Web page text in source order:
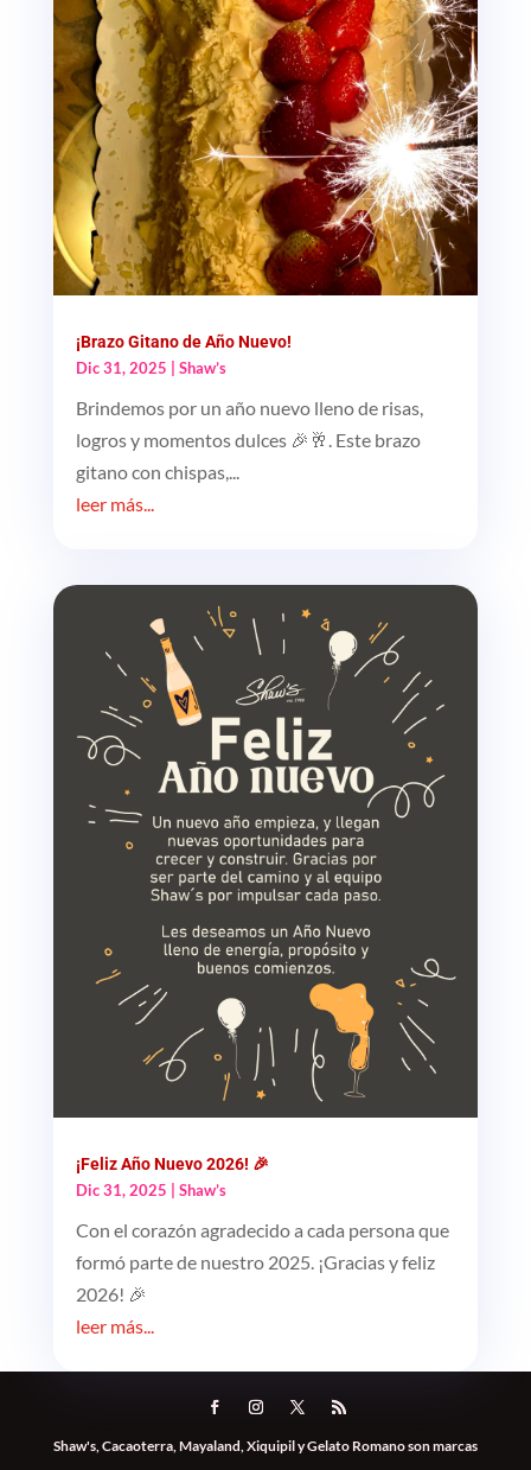
¡Brazo Gitano de Año Nuevo!
Dic 31, 2025
Shaw’s
Brindemos por un año nuevo lleno de risas,
logros y momentos dulces 🎉🥂. Este brazo
gitano con chispas,...
leer más...
¡Feliz Año Nuevo 2026! 🎉
Dic 31, 2025
Shaw’s
Con el corazón agradecido a cada persona que
formó parte de nuestro 2025. ¡Gracias y feliz
2026! 🎉
leer más...
Shaw's, Cacaoterra, Mayaland, Xiquipil y Gelato Romano son marcas